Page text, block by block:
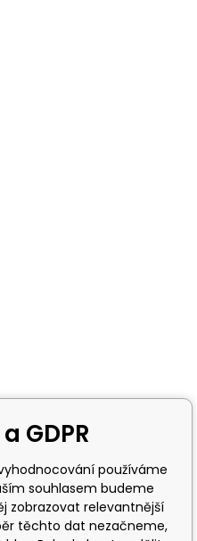
GDPR
používáme
souhlasem budeme
zobrazovat relevantnější
těchto dat nezačneme,